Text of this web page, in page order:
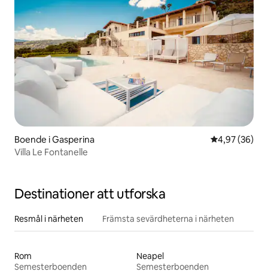
Boende i Gasperina 4,97 av 5 i
4,97 (36)
Villa Le Fontanelle
Destinationer att utforska
Resmål i närheten Främsta sevärdheterna i närheten
Rom
Semesterboenden
Neapel
Semesterboenden